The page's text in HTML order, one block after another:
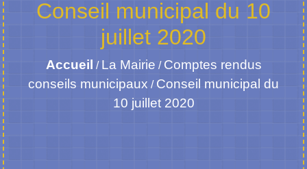
Conseil municipal du 10
juillet 2020
Accueil / La Mairie / Comptes rendus
conseils municipaux / Conseil municipal du
10 juillet 2020